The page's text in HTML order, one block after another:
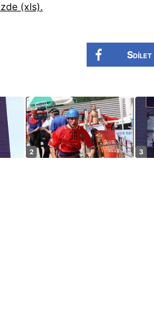
(xls).
Sdílet